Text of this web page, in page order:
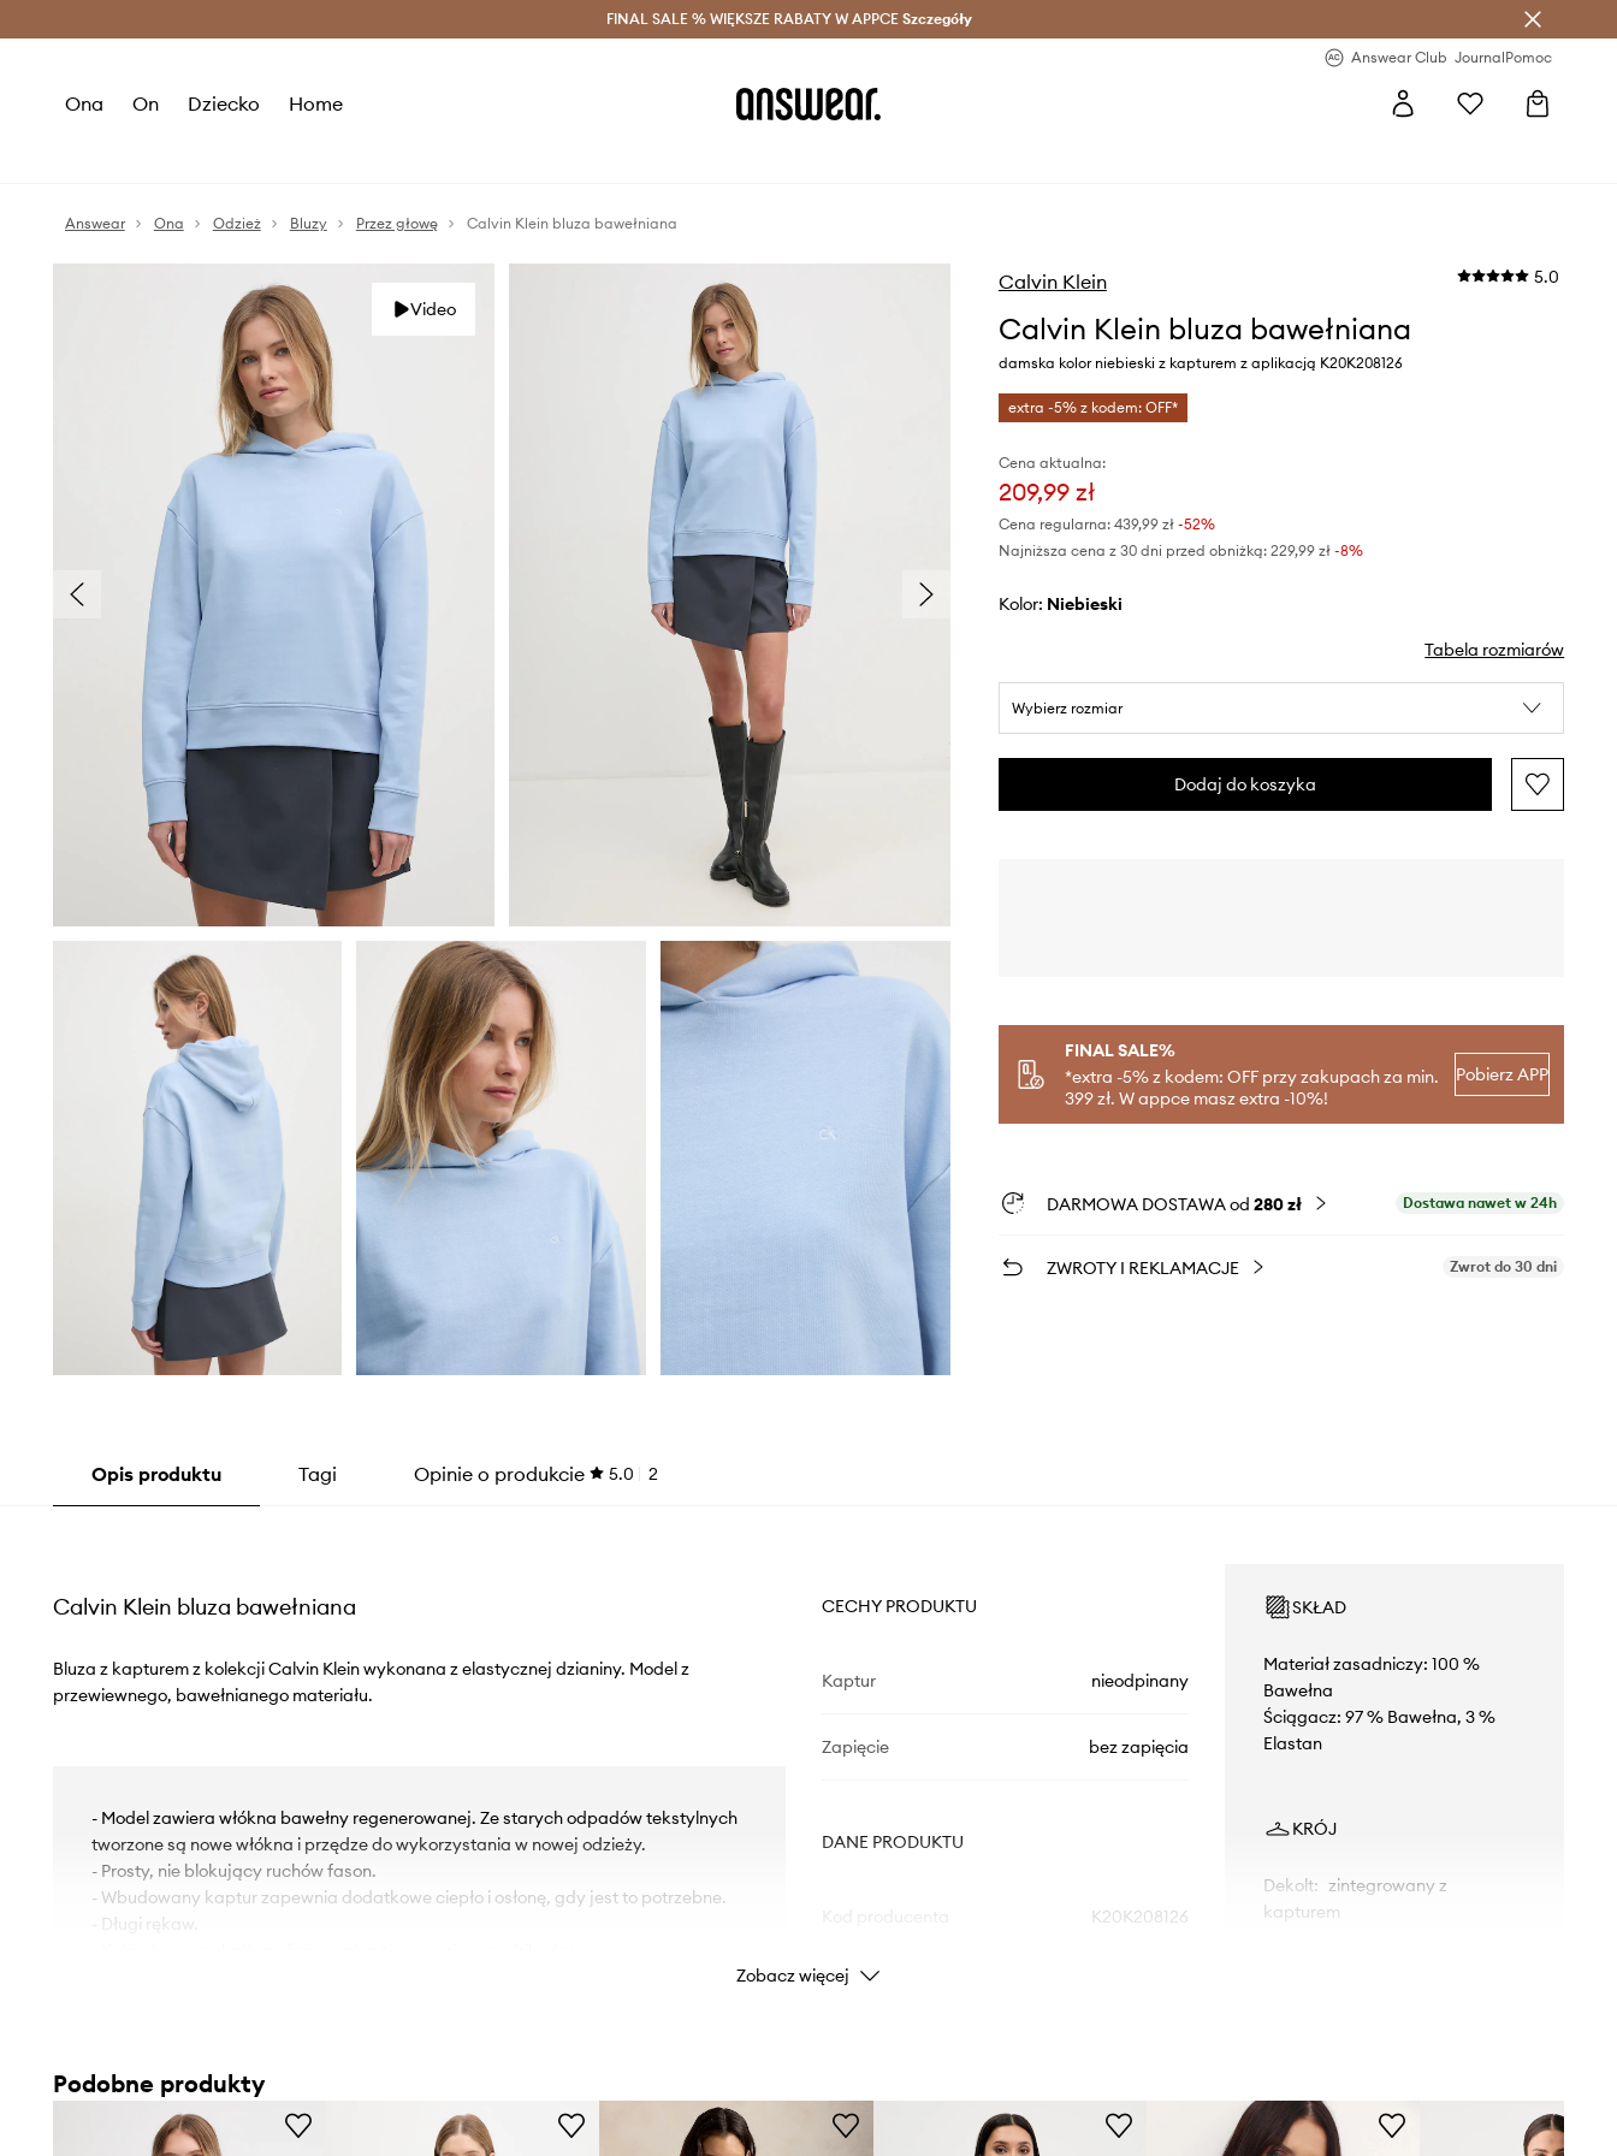
Oszczędzaj z Answear Club > Dostawa nawet w 24h >
FINAL SALE % WIĘKSZE RABATY W APPCE Szczegóły
Answear Club JournalPomoc
Ona On Dziecko Home
Answear Ona Odzież Bluzy Przez głowę Calvin Klein bluza bawełniana
Video
Calvin Klein 5.0
Calvin Klein bluza bawełniana
damska kolor niebieski z kapturem z aplikacją K20K208126
extra -5% z kodem: OFF*
Cena aktualna:
209,99 zł
Cena regularna: 439,99 zł-52%
Najniższa cena z 30 dni przed obniżką: 229,99 zł -8%
Kolor: niebieski
Tabela rozmiarów
Wybierz rozmiar
Dodaj do koszyka
FINAL SALE%
*extra -5% z kodem: OFF przy zakupach za min.
399 zł. W appce masz extra -10%!
Pobierz APP
DARMOWA DOSTAWA od 280 zł Dostawa nawet w 24h
ZWROTY I REKLAMACJE Zwrot do 30 dni
Opis produktu Tagi Opinie o produkcie 5.0 2
Calvin Klein bluza bawełniana
Bluza z kapturem z kolekcji Calvin Klein wykonana z elastycznej dzianiny. Model z
przewiewnego, bawełnianego materiału.
- Model zawiera włókna bawełny regenerowanej. Ze starych odpadów tekstylnych
tworzone są nowe włókna i przędze do wykorzystania w nowej odzieży.
- Prosty, nie blokujący ruchów fason.
- Wbudowany kaptur zapewnia dodatkowe ciepło i osłonę, gdy jest to potrzebne.
- Długi rękaw.
- Długość: 62 cm.
- Szerokość pod pachami: 58 cm.
- Wymiary podane dla rozmiaru: S.
CECHY PRODUKTU
Kaptur nieodpinany
Zapięcie bez zapięcia
DANE PRODUKTU
K20K208126
Kolor
Producent
SKŁAD
Materiał zasadniczy: 100 %
Bawełna
Ściągacz: 97 % Bawełna, 3 %
Elastan
KRÓJ
Dekolt: zintegrowany z
kapturem
Rozmiarówka standardowa
Zalecamy wybór rozmiaru, jaki nosisz
Zobacz więcej
Podobne produkty